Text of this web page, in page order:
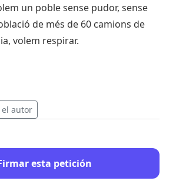
un poble sense pudor, sense
de més de 60 camions de
volem respirar.
el autor
esta petición